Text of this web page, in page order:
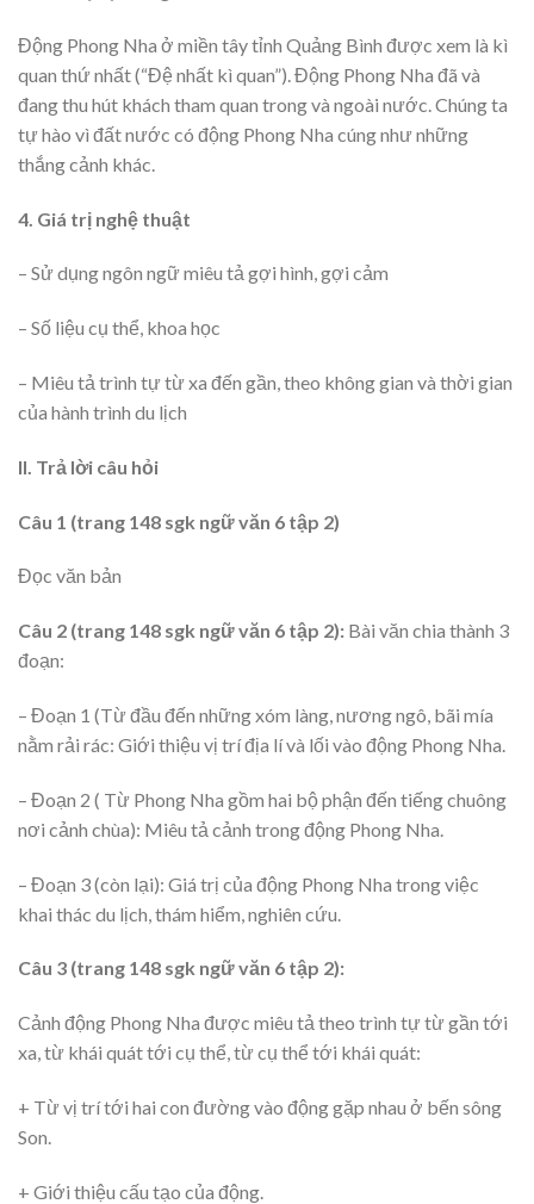
Động Phong Nha ở miền tây tỉnh Quảng Bình được xem là kì
quan thứ nhất (“Đệ nhất kì quan”). Động Phong Nha đã và
đang thu hút khách tham quan trong và ngoài nước. Chúng ta
tự hào vì đất nước có động Phong Nha cúng như những
thắng cảnh khác.
4. Giá trị nghệ thuật
– Sử dụng ngôn ngữ miêu tả gợi hình, gợi cảm
– Số liệu cụ thể, khoa học
– Miêu tả trình tự từ xa đến gần, theo không gian và thời gian
của hành trình du lịch
II. Trả lời câu hỏi
Câu 1 (trang 148 sgk ngữ văn 6 tập 2)
Đọc văn bản
Câu 2 (trang 148 sgk ngữ văn 6 tập 2): Bài văn chia thành 3
đoạn:
– Đoạn 1 (Từ đầu đến những xóm làng, nương ngô, bãi mía
nằm rải rác: Giới thiệu vị trí địa lí và lối vào động Phong Nha.
– Đoạn 2 ( Từ Phong Nha gồm hai bộ phận đến tiếng chuông
nơi cảnh chùa): Miêu tả cảnh trong động Phong Nha.
– Đoạn 3 (còn lại): Giá trị của động Phong Nha trong việc
khai thác du lịch, thám hiểm, nghiên cứu.
Câu 3 (trang 148 sgk ngữ văn 6 tập 2):
Cảnh động Phong Nha được miêu tả theo trình tự từ gần tới
xa, từ khái quát tới cụ thể, từ cụ thể tới khái quát:
+ Từ vị trí tới hai con đường vào động gặp nhau ở bến sông
Son.
+ Giới thiệu cấu tạo của động.